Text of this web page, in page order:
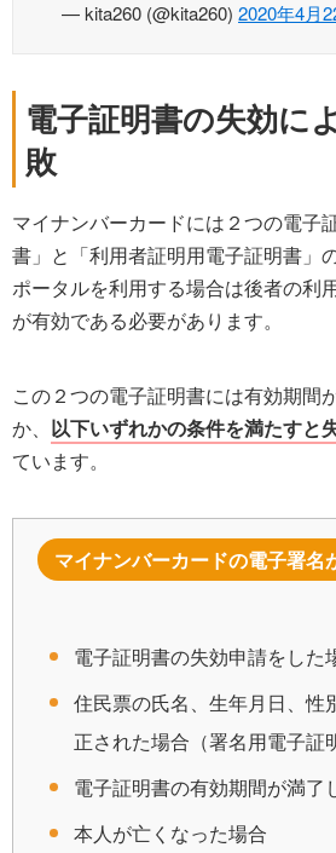
— kita260 (@kita260) 2020年4月
電子証明書の失効に
敗
マイナンバーカードには２つの電子
書」と「利用者証明用電子証明書」
ポータルを利用する場合は後者の利
が有効である必要があります。
この２つの電子証明書には有効期間
か、 以下いずれかの条件を満たすと
ています。
マイナンバーカードの電子署名
電子証明書の失効申請をした
住民票の氏名、生年月日、性
正された場合（署名用電子証
電子証明書の有効期間が満了
本人が亡くなった場合